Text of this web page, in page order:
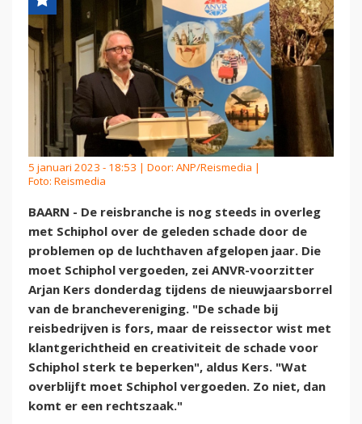
5 januari 2023 - 18:53 | Door: ANP/Reismedia |
Foto: Reismedia
BAARN - De reisbranche is nog steeds in overleg
met Schiphol over de geleden schade door de
problemen op de luchthaven afgelopen jaar. Die
moet Schiphol vergoeden, zei ANVR-voorzitter
Arjan Kers donderdag tijdens de nieuwjaarsborrel
van de branchevereniging. "De schade bij
reisbedrijven is fors, maar de reissector wist met
klantgerichtheid en creativiteit de schade voor
Schiphol sterk te beperken", aldus Kers. "Wat
overblijft moet Schiphol vergoeden. Zo niet, dan
komt er een rechtszaak."